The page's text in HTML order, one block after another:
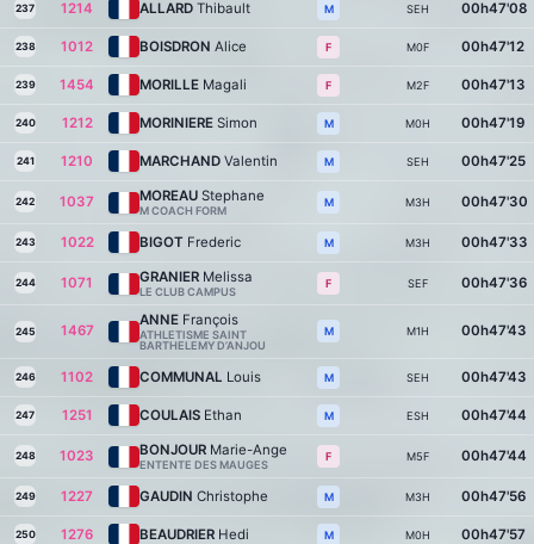
237 1214 ALLARD Thibault M SEH 00h47'08
238 1012 BOISDRON Alice F M0F 00h47'12
239 1454 MORILLE Magali F M2F 00h47'13
240 1212 MORINIERE Simon M M0H 00h47'19
241 1210 MARCHAND Valentin M SEH 00h47'25
242 1037 MOREAU Stephane
M COACH FORM
M M3H 00h47'30
243 1022 BIGOT Frederic M M3H 00h47'33
244 1071 GRANIER Melissa
LE CLUB CAMPUS
F SEF 00h47'36
245 1467
ANNE François
ATHLETISME SAINT
BARTHELEMY D’ANJOU
M M1H 00h47'43
246 1102 COMMUNAL Louis M SEH 00h47'43
247 1251 COULAIS Ethan M ESH 00h47'44
248 1023 BONJOUR Marie-Ange
ENTENTE DES MAUGES
F M5F 00h47'44
249 1227 GAUDIN Christophe M M3H 00h47'56
250 1276 BEAUDRIER Hedi M M0H 00h47'57